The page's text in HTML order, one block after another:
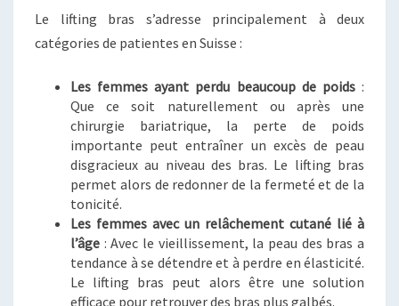
Le lifting bras s’adresse principalement à deux
catégories de patientes en Suisse :
Les femmes ayant perdu beaucoup de poids:
Que ce soit naturellement ou après une
chirurgie bariatrique, la perte de poids
importante peut entraîner un excès de peau
disgracieux au niveau des bras. Le lifting bras
permet alors de redonner de la fermeté et de la
tonicité.
Les femmes avec un relâchement cutané lié à
l’âge : Avec le vieillissement, la peau des bras a
tendance à se détendre et à perdre en élasticité.
Le lifting bras peut alors être une solution
efficace pour retrouver des bras plus galbés.